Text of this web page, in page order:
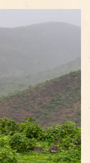
l’opposto di
vacanza: piove,
a livelli da
in maniche corte
coperta sull’erba
che si ha di